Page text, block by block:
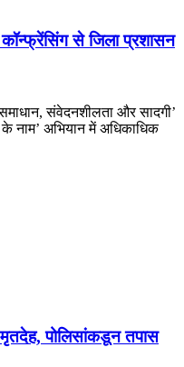
कॉन्फ्रेंसिंग से जिला प्रशासन
संवेदनशीलता और सादगी’
के नाम’ अभियान में अधिकाधिक
मृतदेह, पोलिसांकडून तपास